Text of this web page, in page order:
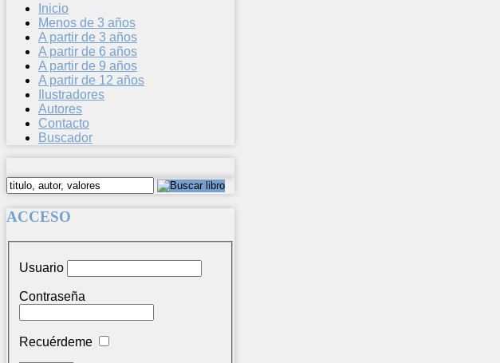
Inicio
Menos de 3 años
A partir de 3 años
A partir de 6 años
A partir de 9 años
A partir de 12 años
Ilustradores
Autores
Contacto
Buscador
ACCESO
Usuario
Contraseña
Recuérdeme